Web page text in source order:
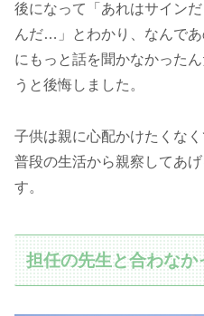
後になって「あれはサインだ
んだ…」とわかり、なんで
にもっと話を聞かなかったん
うと後悔しました。
子供は親に心配かけたくな
普段の生活から親察してあ
す。
担任の先生と合わなか